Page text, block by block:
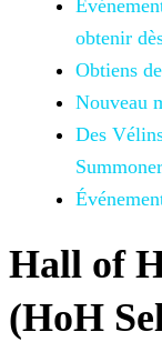
obtenir
Obtiens
Nouveau
Des
Hall of
(HoH